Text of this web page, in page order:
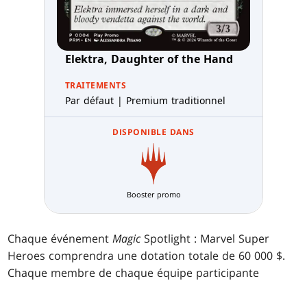
Elektra, Daughter of the Hand
TRAITEMENTS
Par défaut | Premium traditionnel
DISPONIBLE DANS
Booster promo
Chaque événementMagic Spotlight : Marvel Super
Heroes comprendra une dotation totale de 60 000 $.
Chaque membre de chaque équipe participante